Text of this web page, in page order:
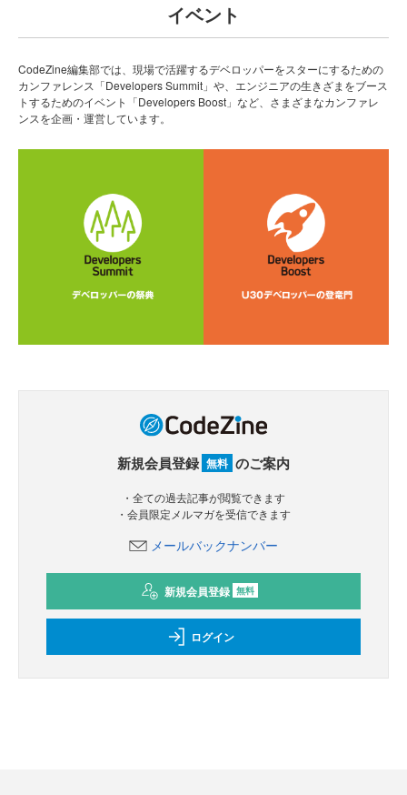
イベント
CodeZine編集部では、現場で活躍するデベロッパーをスターにするための
カンファレンス「Developers Summit」や、エンジニアの生きざまをブース
トするためのイベント「Developers Boost」など、さまざまなカンファレ
ンスを企画・運営しています。
新規会員登録 無料 のご案内
・全ての過去記事が閲覧できます
・会員限定メルマガを受信できます
メールバックナンバー
新規会員登録 無料
ログイン